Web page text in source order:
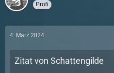
Profi
4. März 2024
Zitat von Schattengilde